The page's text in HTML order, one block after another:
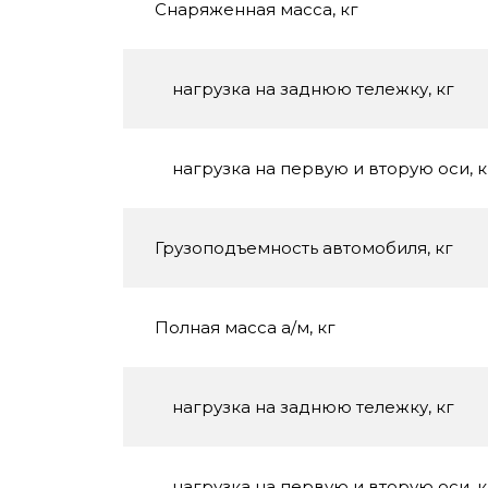
Снаряженная масса, кг
нагрузка на заднюю тележку, кг
нагрузка на первую и вторую оси,
Грузоподъемность автомобиля, кг
Полная масса а/м, кг
нагрузка на заднюю тележку, кг